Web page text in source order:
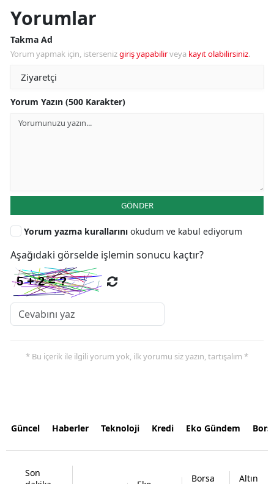
Yorumlar
Takma Ad
Yorum yapmak için, istersenizgiriş yapabilirveya kayıt olabilirsiniz.
Yorum Yazın (500 Karakter)
GÖNDER
Yorum yazma kurallarını okudum ve kabul ediyorum
Aşağıdaki görselde işlemin sonucu kaçtır?
* Bu içerik ile ilgili yorum yok, ilk yorumu siz yazın, tartışalım *
Güncel Haberler Teknoloji Kredi Eko Gündem
Son
Borsa Altın